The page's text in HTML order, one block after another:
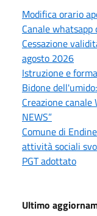
Modifica orario
Canale whatsapp
Cessazione
agosto 2026
Istruzione e
Bidone
Creazione canale
NEWS”
Comune di
attività sociali
PGT adottato
Ultimo